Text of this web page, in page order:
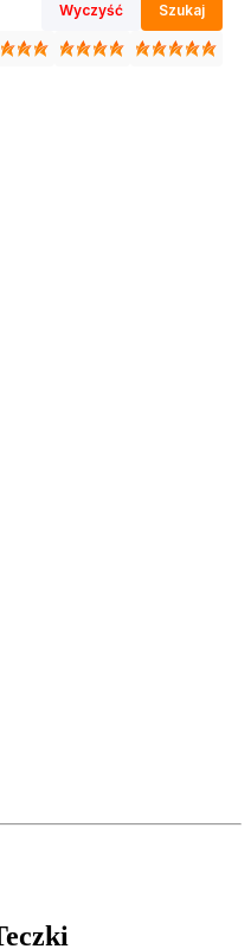
Wyczyść Szukaj